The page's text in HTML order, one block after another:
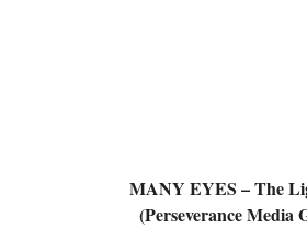
MANY EYES – The
(Perseverance Media